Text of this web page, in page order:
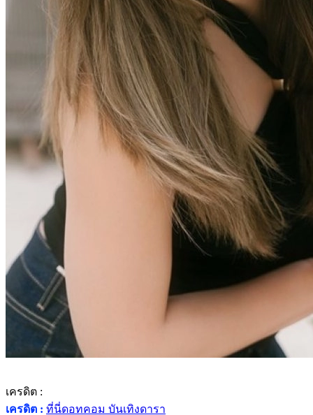
เครดิต :
เครดิต : ที่นี่ดอทคอม บันเทิงดารา